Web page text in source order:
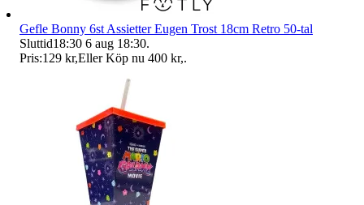
Gefle Bonny 6st Assietter Eugen Trost 18cm Retro 50-tal
Sluttid18:30 6 aug 18:30.
Pris:129 kr,Eller Köp nu 400 kr,.